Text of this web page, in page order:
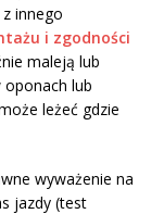
innego
i zgodności
maleją lub
lub
leżeć gdzie
wyważenie na
jazdy (test